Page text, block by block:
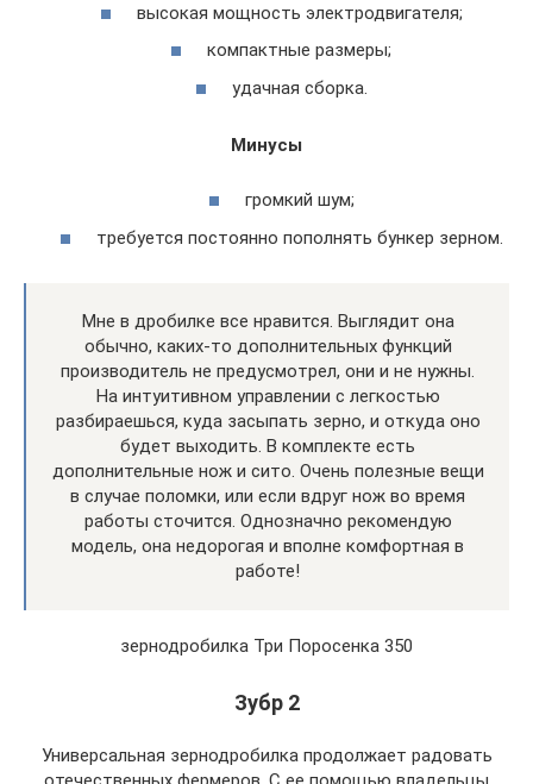
высокая мощность электродвигателя;
компактные размеры;
удачная сборка.
Минусы
громкий шум;
требуется постоянно пополнять бункер зерном.
Мне в дробилке все нравится. Выглядит она
обычно, каких-то дополнительных функций
производитель не предусмотрел, они и не нужны.
На интуитивном управлении с легкостью
разбираешься, куда засыпать зерно, и откуда оно
будет выходить. В комплекте есть
дополнительные нож и сито. Очень полезные вещи
в случае поломки, или если вдруг нож во время
работы сточится. Однозначно рекомендую
модель, она недорогая и вполне комфортная в
работе!
зернодробилка Три Поросенка 350
Зубр 2
Универсальная зернодробилка продолжает радовать